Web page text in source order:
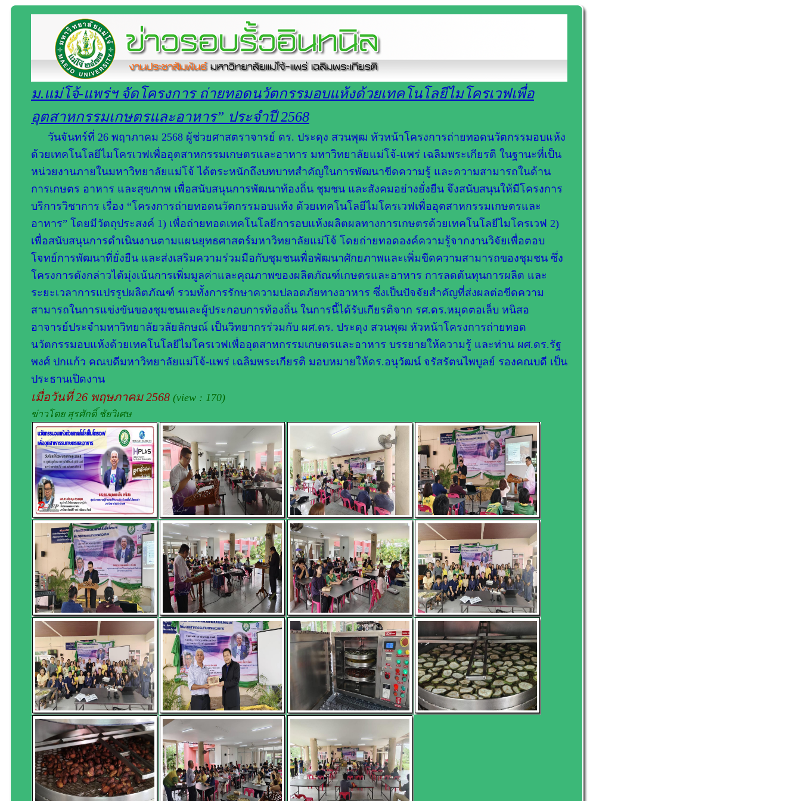
ม.แม่โจ้-แพร่ฯ จัดโครงการ ถ่ายทอดนวัตกรรมอบแห้งด้วยเทคโนโลยีไมโครเวฟเพื่อ
อุตสาหกรรมเกษตรและอาหาร” ประจำปี 2568
วันจันทร์ที่ 26 พฤาภาคม 2568 ผู้ช่วยศาสตราจารย์ ดร. ประดุง สวนพุฒ หัวหน้าโครงการถ่ายทอดนวัตกรรมอบแห้ง
ด้วยเทคโนโลยีไมโครเวฟเพื่ออุตสาหกรรมเกษตรและอาหาร มหาวิทยาลัยแม่โจ้-แพร่ เฉลิมพระเกียรติ ในฐานะที่เป็น
หน่วยงานภายในมหาวิทยาลัยแม่โจ้ ได้ตระหนักถึงบทบาทสำคัญในการพัฒนาขีดความรู้ และความสามารถในด้าน
การเกษตร อาหาร และสุขภาพ เพื่อสนับสนุนการพัฒนาท้องถิ่น ชุมชน และสังคมอย่างยั่งยืน จึงสนับสนุนให้มีโครงการ
บริการวิชาการ เรื่อง “โครงการถ่ายทอดนวัตกรรมอบแห้ง ด้วยเทคโนโลยีไมโครเวฟเพื่ออุตสาหกรรมเกษตรและ
อาหาร” โดยมีวัตถุประสงค์ 1) เพื่อถ่ายทอดเทคโนโลยีการอบแห้งผลิตผลทางการเกษตรด้วยเทคโนโลยีไมโครเวฟ 2)
เพื่อสนับสนุนการดําเนินงานตามแผนยุทธศาสตร์มหาวิทยาลัยแม่โจ้ โดยถ่ายทอดองค์ความรู้จากงานวิจัยเพื่อตอบ
โจทย์การพัฒนาที่ยั่งยืน และส่งเสริมความร่วมมือกับชุมชนเพื่อพัฒนาศักยภาพและเพิ่มขีดความสามารถของชุมชน ซึ่ง
โครงการดังกล่าวได้มุ่งเน้นการเพิ่มมูลค่าและคุณภาพของผลิตภัณฑ์เกษตรและอาหาร การลดต้นทุนการผลิต และ
ระยะเวลาการแปรรูปผลิตภัณฑ์ รวมทั้งการรักษาความปลอดภัยทางอาหาร ซึ่งเป็นปัจจัยสำคัญที่ส่งผลต่อขีดความ
สามารถในการแข่งขันของชุมชนและผู้ประกอบการท้องถิ่น ในการนี้ได้รับเกียรติจาก รศ.ดร.หมุดตอเล็บ หนิสอ
อาจารย์ประจำมหาวิทยาลัยวลัยลักษณ์ เป็นวิทยากรร่วมกับ ผศ.ดร. ประดุง สวนพุฒ หัวหน้าโครงการถ่ายทอด
นวัตกรรมอบแห้งด้วยเทคโนโลยีไมโครเวฟเพื่ออุตสาหกรรมเกษตรและอาหาร บรรยายให้ความรู้ และท่าน ผศ.ดร.รัฐ
พงศ์ ปกแก้ว คณบดีมหาวิทยาลัยแม่โจ้-แพร่ เฉลิมพระเกียรติ มอบหมายให้ดร.อนุวัฒน์ จรัสรัตนไพบูลย์ รองคณบดี เป็น
ประธานเปิดงาน
เมื่อวันที่ 26 พฤษภาคม 2568 (view : 170)
ข่าวโดย สุรศักดิ์ ชัยวิเศษ